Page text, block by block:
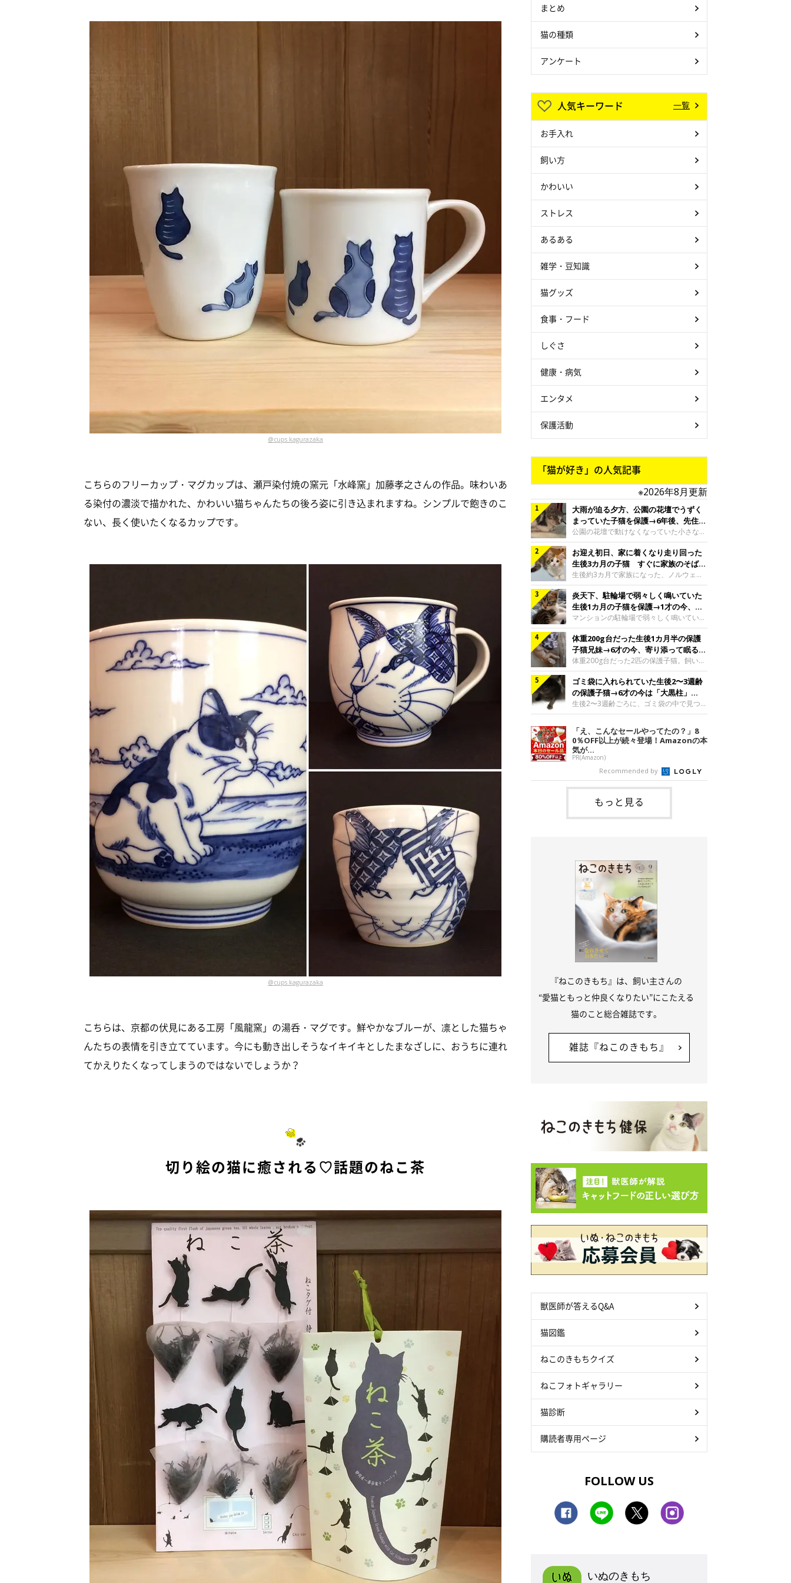
@cups.kagurazaka
こちらのフリーカップ・マグカップは、瀬戸染付焼の窯元「水峰窯」加藤孝之さんの作品。味わいあ
る染付の濃淡で描かれた、かわいい猫ちゃんたちの後ろ姿に引き込まれますね。シンプルで飽きのこ
ない、長く使いたくなるカップです。
@cups.kagurazaka
こちらは、京都の伏見にある工房「風龍窯」の湯呑・マグです。鮮やかなブルーが、凛とした猫ちゃ
んたちの表情を引き立てています。今にも動き出しそうなイキイキとしたまなざしに、おうちに連れ
てかえりたくなってしまうのではないでしょうか？
切り絵の猫に癒される♡話題のねこ茶
まとめ
猫の種類
アンケート
人気キーワード 一覧
お手入れ
飼い方
かわいい
ストレス
あるある
雑学・豆知識
猫グッズ
食事・フード
しぐさ
健康・病気
エンタメ
保護活動
「猫が好き」の人気記事
※2026年8月更新
大雨が迫る夕方、公園の花壇でうずく
まっていた子猫を保護→6年後、先住猫
と“姉妹”のような関係に
公園の花壇で動けなくなっていた小さな子
猫。家族に迎えられてから6年、先住猫と
の間には深い絆が育まれていました。保護
当時のティダちゃん。
@muumuu62197189紹介するのは、
X（旧Twitter）ユーザー
@muumuu62197189さんの愛猫・ティダ
ちゃん（取材時6才）の成長記録です。こ
ちらは、生後3カ月ごろのティダちゃん。
飼い主さんが出会ったのは、夜から大雨に
なると予報されていた日の夕方でした。花
壇で動けずにいた子猫保護したばかりのテ
ィダちゃん。@muumuu62197189飼い主
さんは、公園の
お迎え初日、家に着くなり走り回った
生後3カ月の子猫 すぐに家族のそばで
落ち着く姿に「迎えてよかった」
生後約3カ月で家族になった、ノルウェー
ジャンフォレストキャットの子猫。お迎え
翌日には、すでに家でくつろぐ様子を見せ
ていました。お迎え翌日、ベッドでうとう
とするむうちゃんお迎え翌日のむうちゃ
ん。@umimugi0304紹介するのは、
Instagramユーザー@umimugi0304さんの
愛猫・むうちゃん（撮影時、生後約3カ月
／ノルウェージャンフォレストキャッ
ト）。こちらは、お迎え翌日に撮影された
一枚。ゴハンをお腹いっぱい食べたむうち
ゃんは眠くなり、飼い主さん夫婦のベッド
でうとうとし始めたのだとか。飼い主さ
炎天下、駐輪場で弱々しく鳴いていた
生後1カ月の子猫を保護→1才の今、筋
肉質でツンデレなコに成長
マンションの駐輪場で弱々しく鳴いてい
た、生後1カ月ほどの子猫。家族に迎えら
れてから1年、体も行動も大きく成長しま
した。炎天下の駐輪場で鳴いていた小さな
子猫保護当時のモモちゃん。@Kingponzu
紹介するのは、X（旧Twitter）ユーザー
@Kingponzuさんの愛猫・モモちゃん（取
材時1才）の成長記録です。こちらは、モ
モちゃんが生後1カ月ごろに撮影された一
枚。飼い主さんの自宅マンションの駐輪場
です。子猫時代のモモちゃん。
@Kingponzuその日は気温が35℃を
体重200g台だった生後1カ月半の保護
子猫兄妹→6才の今、寄り添って眠る姿
にほっこり！
体重200g台だった2匹の保護子猫。飼い主
さんの家族になってから6年、ともに成長
するなかで、2匹の関係にも少しずつ変化
が見られました。家族になったばかりの小
さな兄妹猫（写真上から）妹猫・てんちゃ
ん、兄猫・ラムくん。@ten_ramu紹介す
@ten_ramuさんの愛猫・ラムくんとてん
ちゃん（ともに取材時6才）の成長記録で
す。この写真は、お迎えして間もない生後
1カ月半ごろの2匹。当時、ラムくんは260
グラム、てんちゃんは209グラムと、どち
らもとても小さな体でした。2匹
ゴミ袋に入れられていた生後2〜3週齢
の保護子猫→6才の今は「大黒柱」
に！ 美しい黒猫に成長した姿にグッ
とくる
生後2〜3週齢ごろに、ゴミ袋の中で見つか
った小さな命。ミルクから育てられたその
子猫は今、家族に欠かせない存在へと成長
しました。ゴミ袋の中で見つかった、ミニ
モグラのような子猫よちよち歩きをしてい
たころの、生後2〜3週齢ごろのドンちゃ
ん。@doddou_1今回紹介するのは、
X（旧Twitter）ユーザー@doddou_1さん
の愛猫・ドンちゃん（取材時、推定6才／
本名：ドミトリー・ドンスコイ）。ドンち
ゃんは、保護猫でした。ドンちゃんが見つ
かったのは、飼い主さんの姉の勤め先の敷
「え、こんなセールやってたの？」8
0％OFF以上が続々登場！Amazonの本
気が...
PR(Amazon)
Recommended by
もっと見る
『ねこのきもち』は、飼い主さんの
“愛猫ともっと仲良くなりたい”にこたえる
猫のこと総合雑誌です。
雑誌『ねこのきもち』
獣医師が答えるQ&A
猫図鑑
ねこのきもちクイズ
ねこフォトギャラリー
猫診断
購読者専用ページ
FOLLOW US
いぬのきもち